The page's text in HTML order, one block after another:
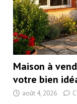
Maison à
votre bien
août 4, 2026